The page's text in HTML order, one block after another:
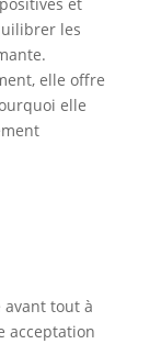
les
elle offre
elle
avant tout à
acceptation